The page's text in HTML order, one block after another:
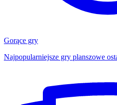
Gorące gry
Najpopularniejsze gry planszowe